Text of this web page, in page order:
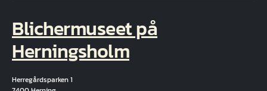
Blichermuseet på
Herningsholm
Herregårdsparken 1